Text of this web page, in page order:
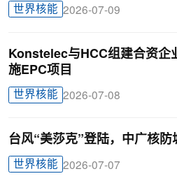
世界核能 2026-07-09
Konstelec与HCC组建合资企
施EPC项目
世界核能 2026-07-08
台风“美莎克”登陆，中广核
世界核能 2026-07-07